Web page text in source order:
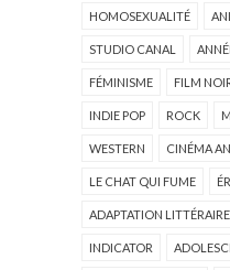
HOMOSEXUALITÉ
STUDIO CANAL
FÉMINISME FILM
INDIE POP ROCK
WESTERN CINÉMA
LE CHAT QUI FUME
ADAPTATION LITTÉRAIRE
INDICATOR